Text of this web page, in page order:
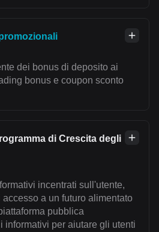
dei bonus di deposito ai
bonus e coupon sconto
di Crescita degli
incentrati sull'utente,
a un futuro alimentato
pubblica
informativi per aiutare gli utenti